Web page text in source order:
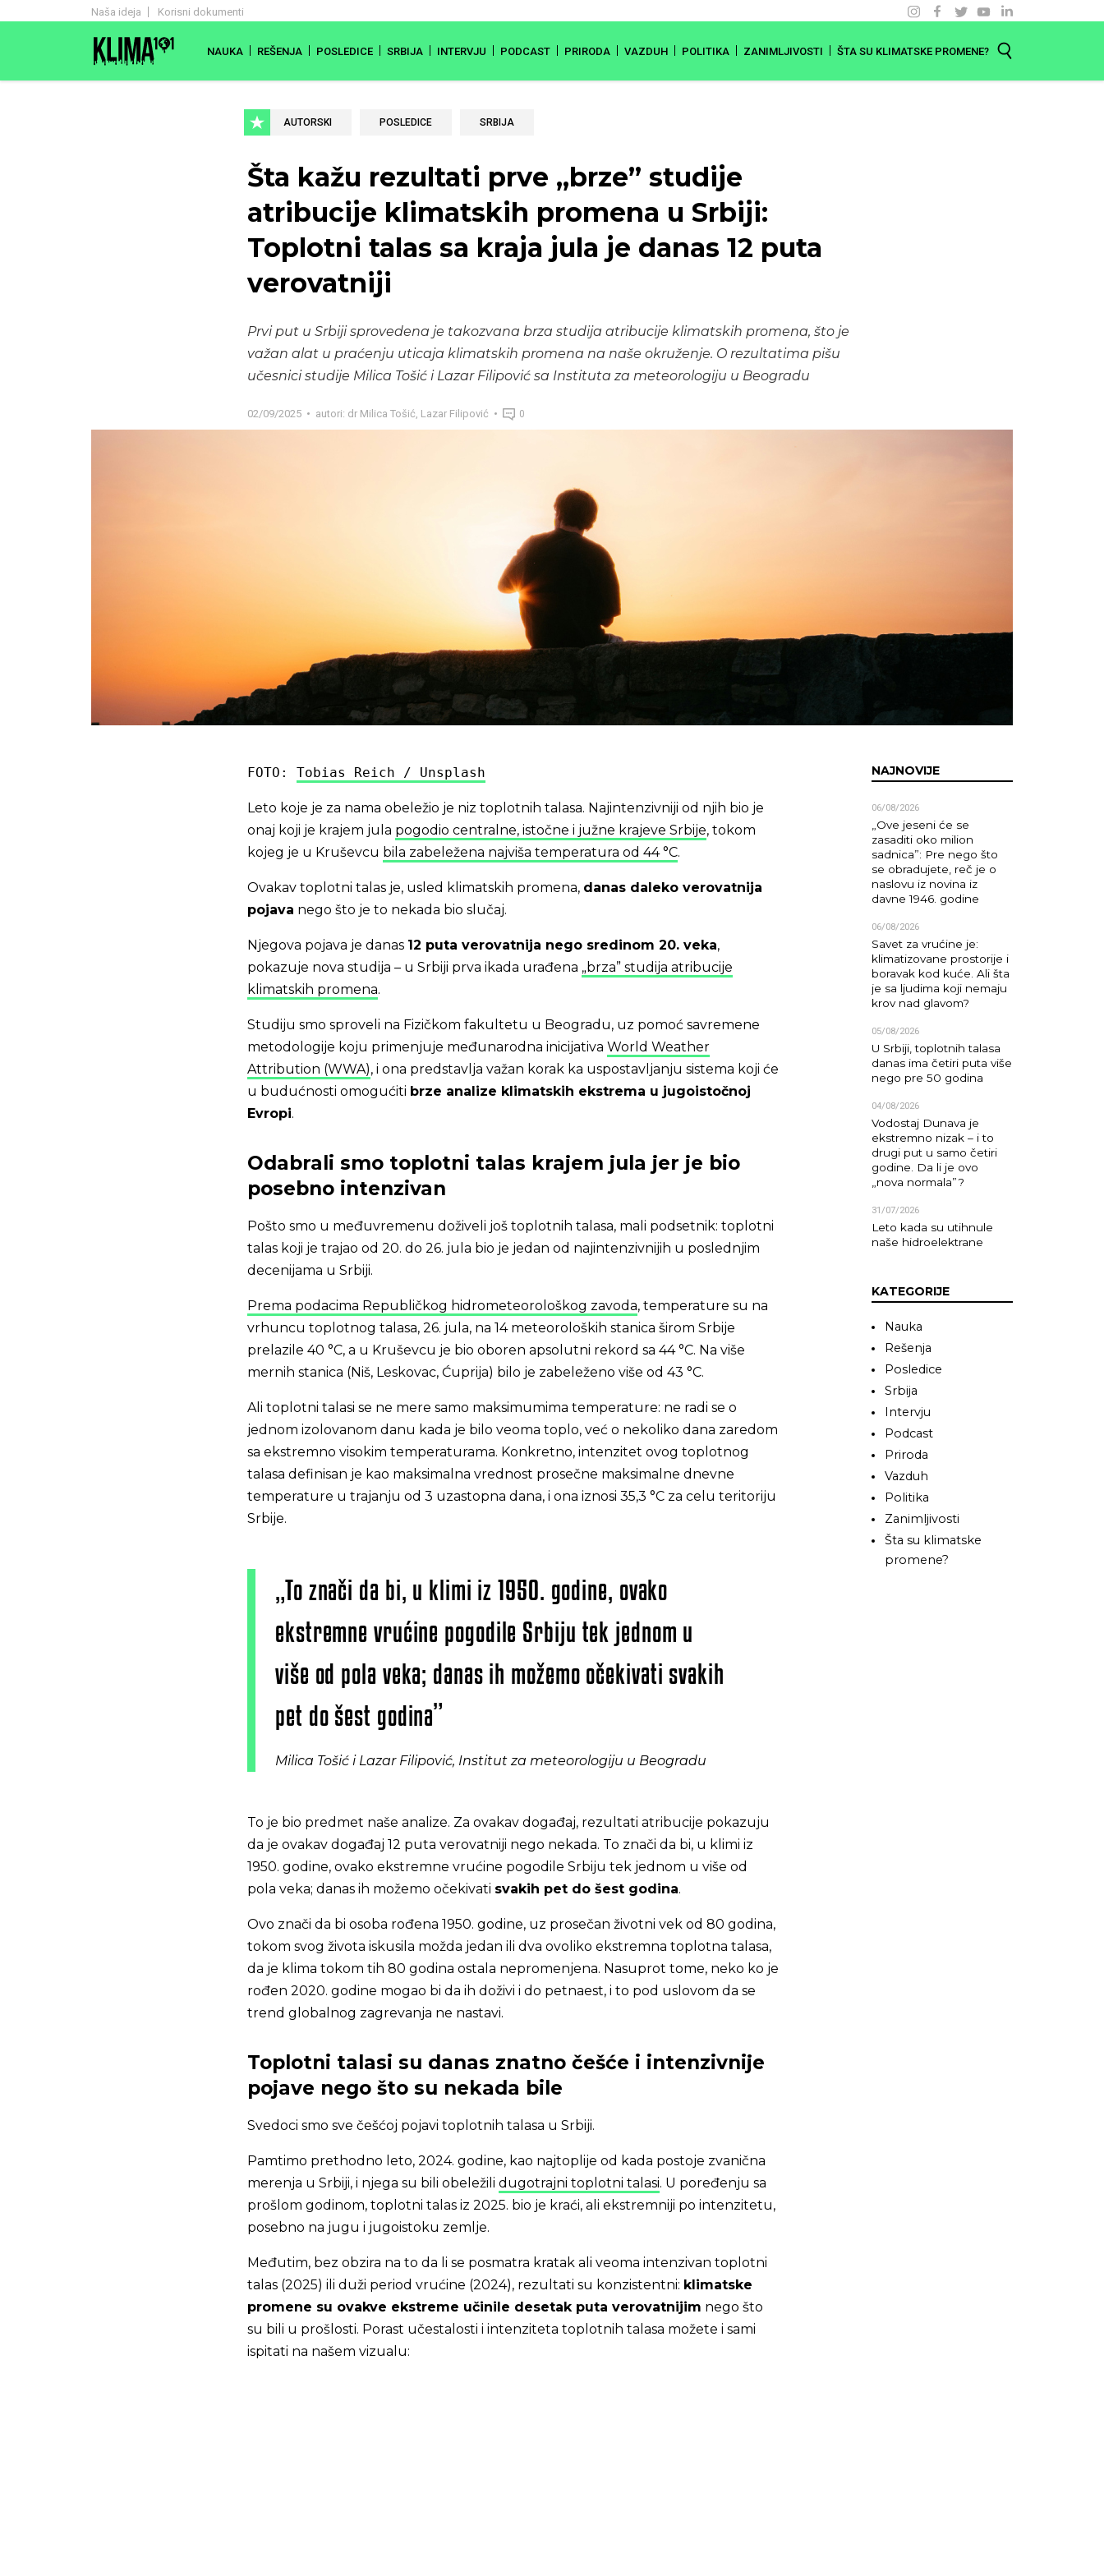
Naša ideja Korisni dokumenti
NAUKA REŠENJA POSLEDICE SRBIJA INTERVJU PODCAST PRIRODA VAZDUH POLITIKA ZANIMLJIVOSTI ŠTA SU KLIMATSKE PROMENE?
AUTORSKI POSLEDICE SRBIJA
Šta kažu rezultati prve „brze” studije
atribucije klimatskih promena u Srbiji:
Toplotni talas sa kraja jula je danas 12 puta
verovatniji
Prvi put u Srbiji sprovedena je takozvana brza studija atribucije klimatskih promena, što je
važan alat u praćenju uticaja klimatskih promena na naše okruženje. O rezultatima pišu
učesnici studije Milica Tošić i Lazar Filipović sa Instituta za meteorologiju u Beogradu
02/09/2025 autori: dr Milica Tošić, Lazar Filipović 0
FOTO: Tobias Reich / Unsplash
Leto koje je za nama obeležio je niz toplotnih talasa. Najintenzivniji od njih bio je
onaj koji je krajem jula pogodio centralne, istočne i južne krajeve Srbije, tokom
kojeg je u Kruševcu bila zabeležena najviša temperatura od 44 °C.
Ovakav toplotni talas je, usled klimatskih promena, danas daleko verovatnija
pojava nego što je to nekada bio slučaj.
Njegova pojava je danas 12 puta verovatnija nego sredinom 20. veka,
pokazuje nova studija – u Srbiji prva ikada urađena „brza” studija atribucije
klimatskih promena.
Studiju smo sproveli na Fizičkom fakultetu u Beogradu, uz pomoć savremene
metodologije koju primenjuje međunarodna inicijativa World Weather
Attribution (WWA), i ona predstavlja važan korak ka uspostavljanju sistema koji će
u budućnosti omogućiti brze analize klimatskih ekstrema u jugoistočnoj
Evropi.
Odabrali smo toplotni talas krajem jula jer je bio
posebno intenzivan
Pošto smo u međuvremenu doživeli još toplotnih talasa, mali podsetnik: toplotni
talas koji je trajao od 20. do 26. jula bio je jedan od najintenzivnijih u poslednjim
decenijama u Srbiji.
Prema podacima Republičkog hidrometeorološkog zavoda, temperature su na
vrhuncu toplotnog talasa, 26. jula, na 14 meteoroloških stanica širom Srbije
prelazile 40 °C, a u Kruševcu je bio oboren apsolutni rekord sa 44 °C. Na više
mernih stanica (Niš, Leskovac, Ćuprija) bilo je zabeleženo više od 43 °C.
Ali toplotni talasi se ne mere samo maksimumima temperature: ne radi se o
jednom izolovanom danu kada je bilo veoma toplo, već o nekoliko dana zaredom
sa ekstremno visokim temperaturama. Konkretno, intenzitet ovog toplotnog
talasa definisan je kao maksimalna vrednost prosečne maksimalne dnevne
temperature u trajanju od 3 uzastopna dana, i ona iznosi 35,3 °C za celu teritoriju
Srbije.
„To znači da bi, u klimi iz 1950. godine, ovako
ekstremne vrućine pogodile Srbiju tek jednom u
više od pola veka; danas ih možemo očekivati svakih
pet do šest godina”
Milica Tošić i Lazar Filipović, Institut za meteorologiju u Beogradu
To je bio predmet naše analize. Za ovakav događaj, rezultati atribucije pokazuju
da je ovakav događaj 12 puta verovatniji nego nekada. To znači da bi, u klimi iz
1950. godine, ovako ekstremne vrućine pogodile Srbiju tek jednom u više od
pola veka; danas ih možemo očekivati svakih pet do šest godina.
Ovo znači da bi osoba rođena 1950. godine, uz prosečan životni vek od 80 godina,
tokom svog života iskusila možda jedan ili dva ovoliko ekstremna toplotna talasa,
da je klima tokom tih 80 godina ostala nepromenjena. Nasuprot tome, neko ko je
rođen 2020. godine mogao bi da ih doživi i do petnaest, i to pod uslovom da se
trend globalnog zagrevanja ne nastavi.
Toplotni talasi su danas znatno češće i intenzivnije
pojave nego što su nekada bile
Svedoci smo sve češćoj pojavi toplotnih talasa u Srbiji.
Pamtimo prethodno leto, 2024. godine, kao najtoplije od kada postoje zvanična
merenja u Srbiji, i njega su bili obeležili dugotrajni toplotni talasi. U poređenju sa
prošlom godinom, toplotni talas iz 2025. bio je kraći, ali ekstremniji po intenzitetu,
posebno na jugu i jugoistoku zemlje.
Međutim, bez obzira na to da li se posmatra kratak ali veoma intenzivan toplotni
talas (2025) ili duži period vrućine (2024), rezultati su konzistentni: klimatske
promene su ovakve ekstreme učinile desetak puta verovatnijim nego što
su bili u prošlosti. Porast učestalosti i intenziteta toplotnih talasa možete i sami
ispitati na našem vizualu:
NAJNOVIJE
06/08/2026
„Ove jeseni će se
zasaditi oko milion
sadnica”: Pre nego što
se obradujete, reč je o
naslovu iz novina iz
davne 1946. godine
06/08/2026
Savet za vrućine je:
klimatizovane prostorije i
boravak kod kuće. Ali šta
je sa ljudima koji nemaju
krov nad glavom?
05/08/2026
U Srbiji, toplotnih talasa
danas ima četiri puta više
nego pre 50 godina
04/08/2026
Vodostaj Dunava je
ekstremno nizak – i to
drugi put u samo četiri
godine. Da li je ovo
„nova normala”?
31/07/2026
Leto kada su utihnule
naše hidroelektrane
KATEGORIJE
Nauka
Rešenja
Posledice
Srbija
Intervju
Podcast
Priroda
Vazduh
Politika
Zanimljivosti
Šta su klimatske
promene?